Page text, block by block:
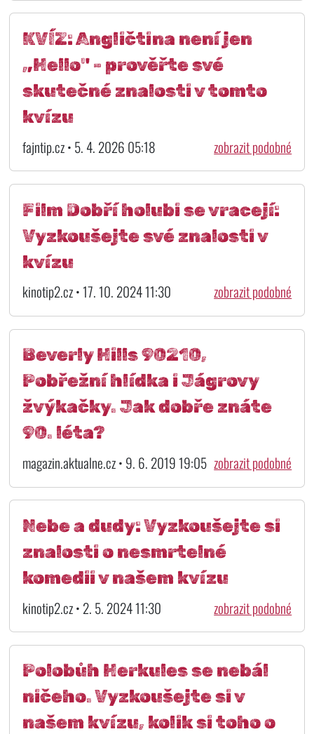
KVÍZ: Angličtina není jen
„Hello" - prověřte své
skutečné znalosti v tomto
kvízu
fajntip.cz • 5. 4. 2026 05:18 zobrazit podobné
Film Dobří holubi se vracejí:
Vyzkoušejte své znalosti v
kvízu
kinotip2.cz • 17. 10. 2024 11:30 zobrazit podobné
Beverly Hills 90210,
Pobřežní hlídka i Jágrovy
žvýkačky. Jak dobře znáte
90. léta?
magazin.aktualne.cz • 9. 6. 2019 19:05 zobrazit podobné
Nebe a dudy: Vyzkoušejte si
znalosti o nesmrtelné
komedii v našem kvízu
kinotip2.cz • 2. 5. 2024 11:30 zobrazit podobné
Polobůh Herkules se nebál
ničeho. Vyzkoušejte si v
našem kvízu, kolik si toho o